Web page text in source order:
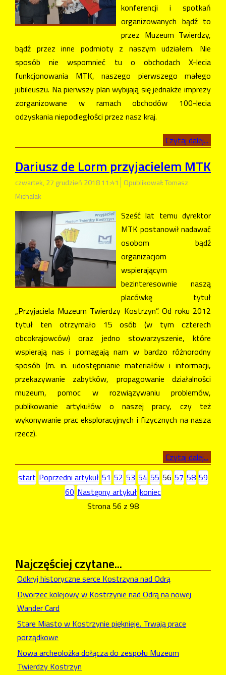
konferencji i spotkań
organizowanych bądź to
przez Muzeum Twierdzy,
bądź przez inne podmioty z naszym udziałem. Nie
sposób nie wspomnieć tu o obchodach X-lecia
funkcjonowania MTK, naszego pierwszego małego
jubileuszu. Na pierwszy plan wybijają się jednakże imprezy
zorganizowane w ramach obchodów 100-lecia
odzyskania niepodległości przez nasz kraj.
Czytaj dalej...
Dariusz de Lorm przyjacielem MTK
czwartek, 27 grudzień 2018 11:41
Opublikował: Tomasz
Michalak
Sześć lat temu dyrektor
MTK postanowił nadawać
osobom bądź
organizacjom
wspierającym
bezinteresownie naszą
placówkę tytuł
„Przyjaciela Muzeum Twierdzy Kostrzyn”. Od roku 2012
tytuł ten otrzymało 15 osób (w tym czterech
obcokrajowców) oraz jedno stowarzyszenie, które
wspierają nas i pomagają nam w bardzo różnorodny
sposób (m. in. udostępnianie materiałów i informacji,
przekazywanie zabytków, propagowanie działalności
muzeum, pomoc w rozwiązywaniu problemów,
publikowanie artykułów o naszej pracy, czy też
wykonywanie prac eksploracyjnych i fizycznych na nasza
rzecz).
Czytaj dalej...
start Poprzedni artykuł 51 52 53 54 55 56 57 58 59
60 Następny artykuł koniec
Strona 56 z 98
Najczęściejczytane...
Odkryj historyczne serce Kostrzyna nad Odrą
Dworzec kolejowy w Kostrzynie nad Odrą na nowej
Wander Card
Stare Miasto w Kostrzynie pięknieje. Trwają prace
porządkowe
Nowa archeolożka dołącza do zespołu Muzeum
Twierdzy Kostrzyn